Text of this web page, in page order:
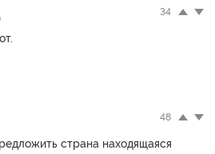
34
48
страна находящаяся